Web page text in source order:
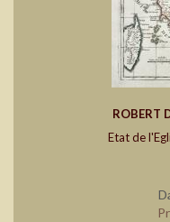
ROBERT
Etat de